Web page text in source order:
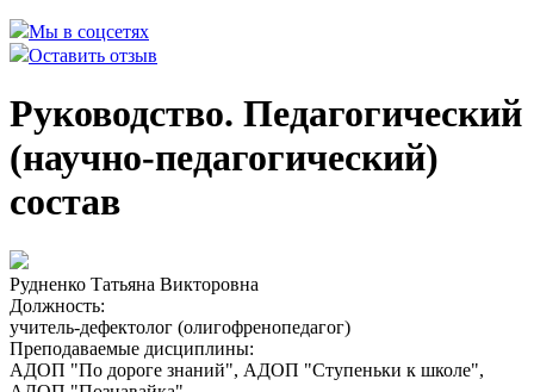
Мы в соцсетях
Оставить отзыв
Руководство. Педагогический
(научно-педагогический)
состав
Рудненко Татьяна Викторовна
Должность:
учитель-дефектолог (олигофренопедагог)
Преподаваемые дисциплины:
АДОП "По дороге знаний", АДОП "Ступеньки к школе",